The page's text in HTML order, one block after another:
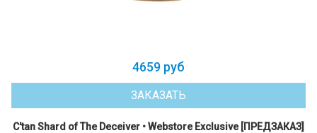
4659 руб
ЗАКАЗАТЬ
C'tan Shard of The Deceiver • Webstore Exclusive [ПРЕДЗАКАЗ]